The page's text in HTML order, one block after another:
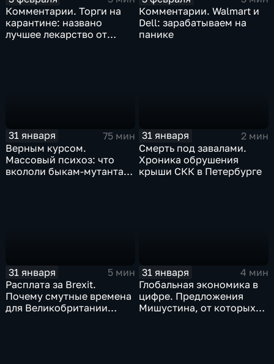
Комментарии. Торги на
карантине: названо
лучшее лекарство от
Комментарии. Walmart и
Dell: зарабатываем на
панике
31 января
75 мин
Верным курсом.
Массовый психоз: что
вкололи быкам-мутантам,
31 января
2 мин
Смерть под завалами.
Хроника обрушения
крыши СКК в Петербурге
31 января
5 мин
Расплата за Brexit.
Почему смутные времена
для Великобритании
31 января
4 мин
Глобальная экономика в
цифре. Предложения
Мишустина, от которых